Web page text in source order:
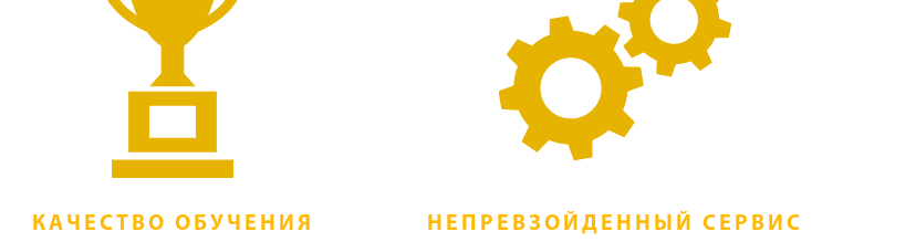
КАЧЕСТВО ОБУЧЕНИЯ НЕПРЕВЗОЙДЕННЫЙ СЕРВИС